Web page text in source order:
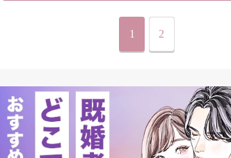
1 2